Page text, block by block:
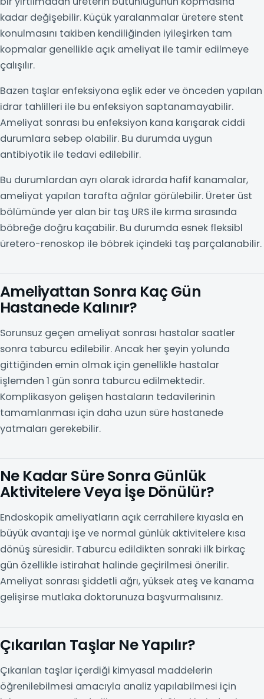
kadar değişebilir. Küçük yaralanmalar üretere stent
konulmasını takiben kendiliğinden iyileşirken tam
kopmalar genellikle açık ameliyat ile tamir edilmeye
çalışılır.
Bazen taşlar enfeksiyona eşlik eder ve önceden yapılan
idrar tahlilleri ile bu enfeksiyon saptanamayabilir.
Ameliyat sonrası bu enfeksiyon kana karışarak ciddi
durumlara sebep olabilir. Bu durumda uygun
antibiyotik ile tedavi edilebilir.
Bu durumlardan ayrı olarak idrarda hafif kanamalar,
ameliyat yapılan tarafta ağrılar görülebilir. Üreter üst
bölümünde yer alan bir taş URS ile kırma sırasında
böbreğe doğru kaçabilir. Bu durumda esnek fleksibl
üretero-renoskop ile böbrek içindeki taş parçalanabilir.
Ameliyattan Sonra Kaç Gün
Hastanede Kalınır?
Sorunsuz geçen ameliyat sonrası hastalar saatler
sonra taburcu edilebilir. Ancak her şeyin yolunda
gittiğinden emin olmak için genellikle hastalar
işlemden 1 gün sonra taburcu edilmektedir.
Komplikasyon gelişen hastaların tedavilerinin
tamamlanması için daha uzun süre hastanede
yatmaları gerekebilir.
Ne Kadar Süre Sonra Günlük
Aktivitelere Veya İşe Dönülür?
Endoskopik ameliyatların açık cerrahilere kıyasla en
büyük avantajı işe ve normal günlük aktivitelere kısa
dönüş süresidir. Taburcu edildikten sonraki ilk birkaç
gün özellikle istirahat halinde geçirilmesi önerilir.
Ameliyat sonrası şiddetli ağrı, yüksek ateş ve kanama
gelişirse mutlaka doktorunuza başvurmalısınız.
Çıkarılan Taşlar Ne Yapılır?
Çıkarılan taşlar içerdiği kimyasal maddelerin
öğrenilebilmesi amacıyla analiz yapılabilmesi için